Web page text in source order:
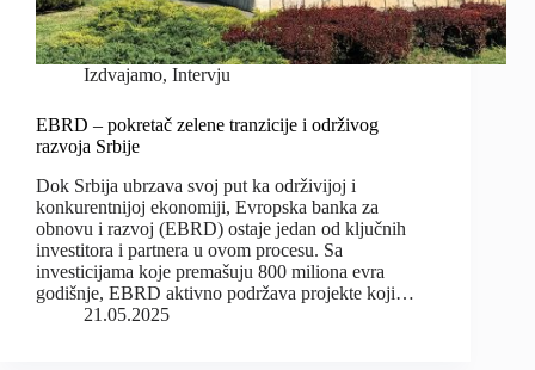
Izdvajamo, Intervju
EBRD – pokretač zelene tranzicije i održivog
razvoja Srbije
Dok Srbija ubrzava svoj put ka održivijoj i
konkurentnijoj ekonomiji, Evropska banka za
obnovu i razvoj (EBRD) ostaje jedan od ključnih
investitora i partnera u ovom procesu. Sa
investicijama koje premašuju 800 miliona evra
godišnje, EBRD aktivno podržava projekte koji…
21.05.2025